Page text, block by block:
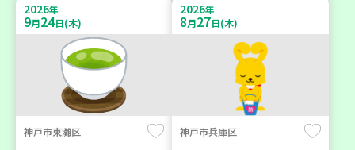
2026年
9月24日(木)
神戸市東灘区
2026年
8月27日(木)
神戸市兵庫区